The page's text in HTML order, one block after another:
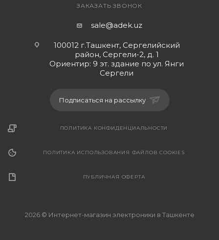
ЗАКАЗАТЬ ЗВОНОК
sale@adek.uz
100012 г.Ташкент, Сергелийский
район, Сергели-2, д. 1
Ориентир: 9 эт. здание по ул. Янги
Сергели
Подписаться на рассылку
ПОЛИТИКА КОНФИДЕНЦИАЛЬНОСТИ
ПОЛИТИКА ИСПОЛЬЗОВАНИЯ ФАЙЛОВ COOKIES
ПУБЛИЧНАЯ ОФЕРТА
2026 © Интернет-магазин электроники в Ташкенте